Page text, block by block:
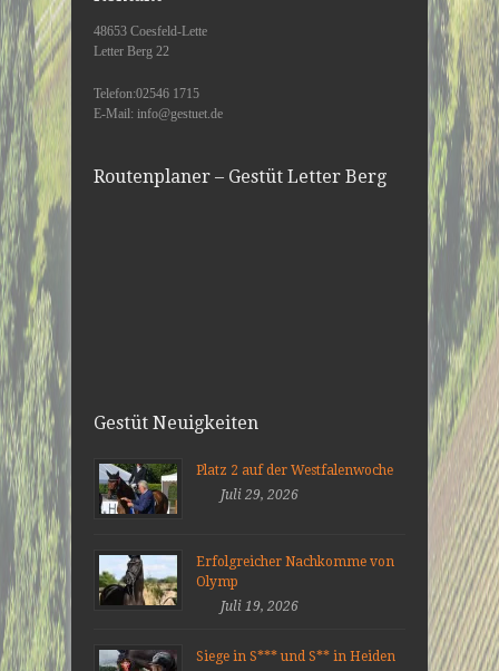
48653 Coesfeld-Lette
Letter Berg 22
Telefon:02546 1715
E-Mail: info@gestuet.de
Routenplaner – Gestüt Letter Berg
Gestüt Neuigkeiten
Platz 2 auf der Westfalenwoche
Juli 29, 2026
Erfolgreicher Nachkomme von
Olymp
Juli 19, 2026
Siege in S*** und S** in Heiden